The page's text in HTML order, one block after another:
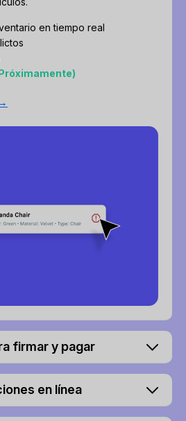
en tiempo real
firmar y pagar
en línea